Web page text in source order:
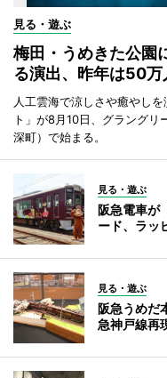
見る・遊ぶ
梅田・うめきた公
る演出、昨年は50万
人工雲海で涼しさや癒やし
ト」が8月10日、グラング
深町）で始まる。
見る・遊ぶ
阪急電車が
ード、ラッ
見る・遊ぶ
阪急うめだ
急神戸線再